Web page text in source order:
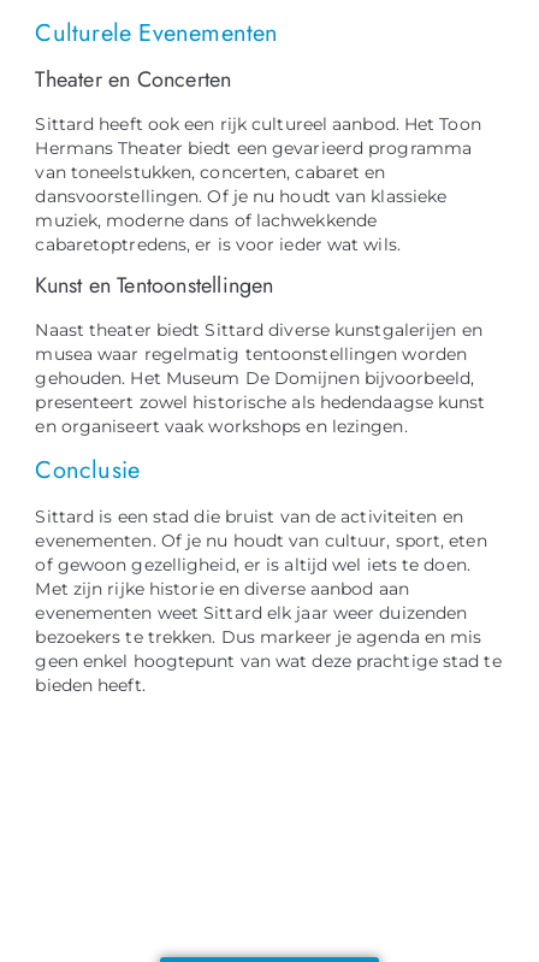
Culturele Evenementen
Theater en Concerten
Sittard heeft ook een rijk cultureel aanbod. Het Toon
Hermans Theater biedt een gevarieerd programma
van toneelstukken, concerten, cabaret en
dansvoorstellingen. Of je nu houdt van klassieke
muziek, moderne dans of lachwekkende
cabaretoptredens, er is voor ieder wat wils.
Kunst en Tentoonstellingen
Naast theater biedt Sittard diverse kunstgalerijen en
musea waar regelmatig tentoonstellingen worden
gehouden. Het Museum De Domijnen bijvoorbeeld,
presenteert zowel historische als hedendaagse kunst
en organiseert vaak workshops en lezingen.
Conclusie
Sittard is een stad die bruist van de activiteiten en
evenementen. Of je nu houdt van cultuur, sport, eten
of gewoon gezelligheid, er is altijd wel iets te doen.
Met zijn rijke historie en diverse aanbod aan
evenementen weet Sittard elk jaar weer duizenden
bezoekers te trekken. Dus markeer je agenda en mis
geen enkel hoogtepunt van wat deze prachtige stad te
bieden heeft.